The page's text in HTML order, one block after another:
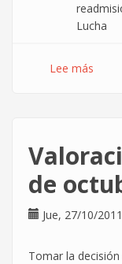
Lucha
Lee más
es
de
Jue, 27/10/
Tomar la